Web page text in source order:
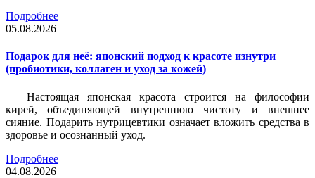
Подробнее
05.08.2026
Подарок для неё: японский подход к красоте изнутри
(пробиотики, коллаген и уход за кожей)
Настоящая японская красота строится на философии
кирей, объединяющей внутреннюю чистоту и внешнее
сияние. Подарить нутрицевтики означает вложить средства в
здоровье и осознанный уход.
Подробнее
04.08.2026